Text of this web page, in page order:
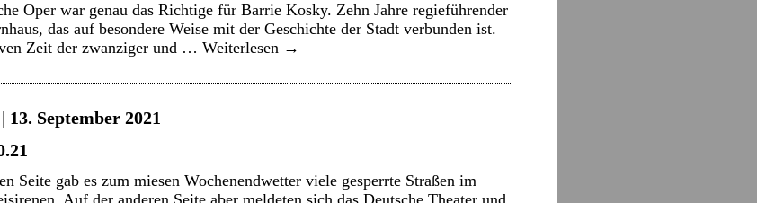
Oper war genau das Richtige für Barrie Kosky. Zehn Jahre regieführender
das auf besondere Weise mit der Geschichte der Stadt verbunden ist.
Zeit der zwanziger und … Weiterlesen →
September 2021
Seite gab es zum miesen Wochenendwetter viele gesperrte Straßen im
Auf der anderen Seite aber meldeten sich das Deutsche Theater und